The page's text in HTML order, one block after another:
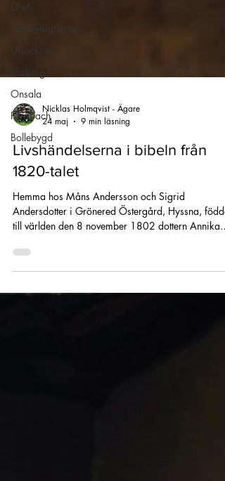
DNA
markemigranter
Utsocknes
Varberg
Onsala
Ponsbach
BollebygdNicklas Holmqvist - Ägare
24 maj
9 min läsning
1820-talet
Hemma hos Måns Andersson och Sigrid
Andersdotter i Grönered Östergård, Hyssna,
Hon hade fem äldre syskon, Anders, Karin, Anders,
Anna och Kerstin. När Annika endast var 2,5år